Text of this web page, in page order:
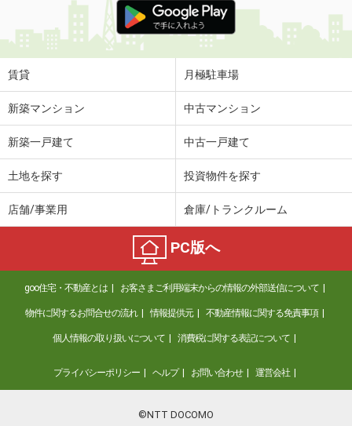
賃貸 月極駐車場
新築マンション 中古マンション
新築一戸建て 中古一戸建て
土地を探す 投資物件を探す
店舗/事業用 倉庫/トランクルーム
PC版へ
goo住宅・不動産とは お客さまご利用端末からの情報の外部送信について
物件に関するお問合せの流れ 情報提供元 不動産情報に関する免責事項
個人情報の取り扱いについて 消費税に関する表記について
プライバシーポリシー ヘルプ お問い合わせ 運営会社
©NTT DOCOMO